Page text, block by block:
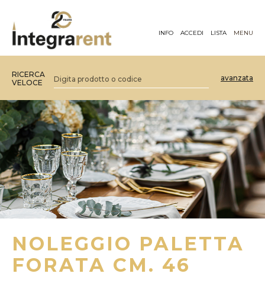
INFO ACCEDI LISTA MENU
RICERCA
VELOCE
avanzata
NOLEGGIO PALETTA
FORATA CM. 46